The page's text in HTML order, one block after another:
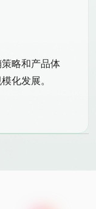
略和产品体
化发展。